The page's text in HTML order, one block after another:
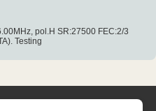
pol.H SR:27500 FEC:2/3
Testing